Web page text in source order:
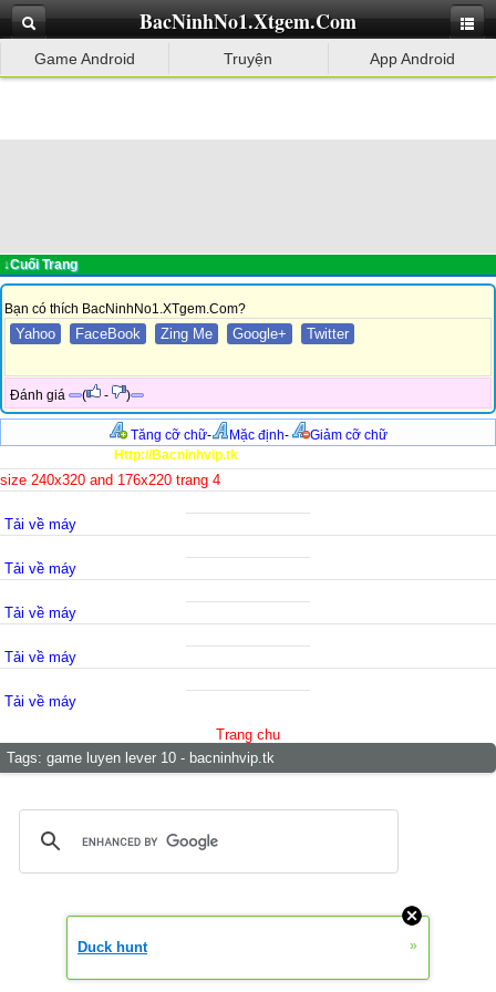
BacNinhNo1.Xtgem.Com
Game Android Truyện App Android
↓Cuối Trang
Bạn có thích BacNinhNo1.XTgem.Com?
Yahoo FaceBook Zing Me Google+ Twitter
Đánh giá ( - )
Tăng cỡ chữ- Mặc định-
Giảm cỡ chữ
Http://Bacninhvip.tk
size 240x320 and 176x220 trang 4
Tải về máy
Tải về máy
Tải về máy
Tải về máy
Tải về máy
Trang chu
Tags: game luyen lever 10 - bacninhvip.tk
Duck hunt »